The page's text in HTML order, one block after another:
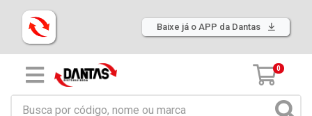
Baixe já o APP da Dantas
0